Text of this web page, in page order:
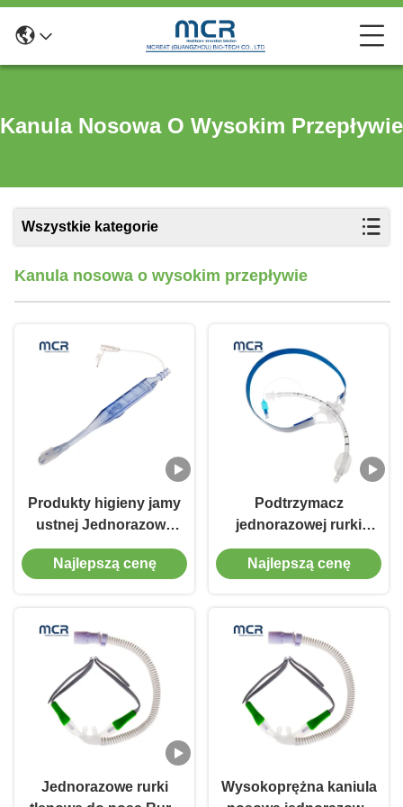
Kanula Nosowa O Wysokim Przepływie
Wszystkie kategorie
Kanula nosowa o wysokim przepływie
Produkty higieny jamy
ustnej Jednorazowy
zmywarek do
czyszczenia jamy ustnej
Najlepszą cenę
Podtrzymacz
jednorazowej rurki
endotrachealnej z PVC
do dróg oddechowych
Najlepszą cenę
Jednorazowe rurki
Wysokoprężna kaniula